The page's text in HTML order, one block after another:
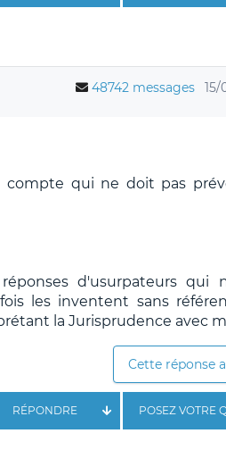
48742 messages 15/
qui ne doit pas
d'usurpateurs qui
les inventent sans
la Jurisprudence avec
Cette réponse
POSEZ VOTRE
RÉPONDRE